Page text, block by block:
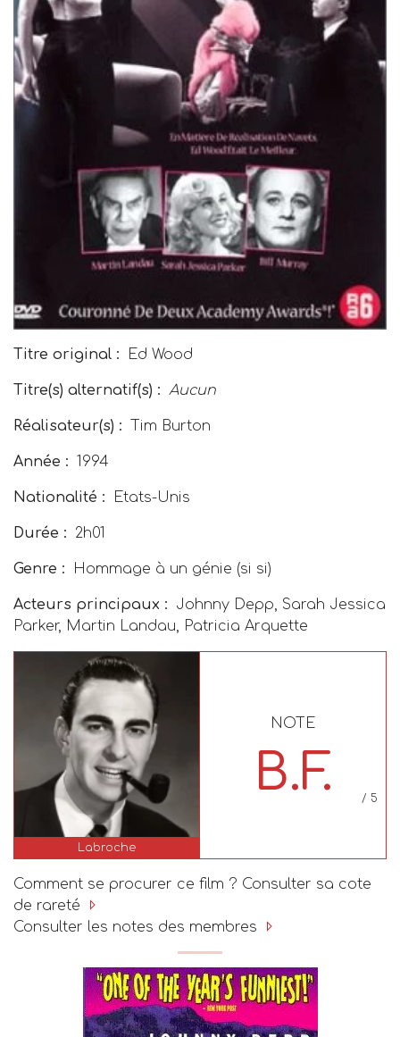
Titre original : Ed Wood
Titre(s) alternatif(s) : Aucun
Réalisateur(s) : Tim Burton
Année : 1994
Nationalité : Etats-Unis
Durée : 2h01
Genre : Hommage à un génie (si si)
Acteurs principaux :
Johnny Depp, Sarah Jessica
Parker, Martin Landau, Patricia Arquette
Labroche
NOTE
B.F. / 5
Comment se procurer ce film ? Consulter sa cote
de rareté
Consulter les notes des membres